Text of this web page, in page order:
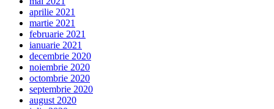
aprilie 2021
martie 2021
februarie 2021
ianuarie 2021
decembrie 2020
noiembrie 2020
octombrie 2020
septembrie 2020
august 2020